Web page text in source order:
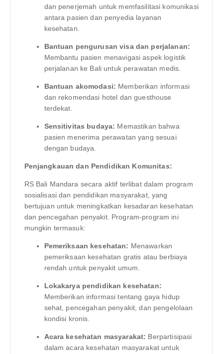
dan penerjemah untuk memfasilitasi komunikasi
antara pasien dan penyedia layanan
kesehatan.
Bantuan pengurusan visa dan perjalanan:
Membantu pasien menavigasi aspek logistik
perjalanan ke Bali untuk perawatan medis.
Bantuan akomodasi: Memberikan informasi
dan rekomendasi hotel dan guesthouse
terdekat.
Sensitivitas budaya: Memastikan bahwa
pasien menerima perawatan yang sesuai
dengan budaya.
Penjangkauan dan Pendidikan Komunitas:
RS Bali Mandara secara aktif terlibat dalam program
sosialisasi dan pendidikan masyarakat, yang
bertujuan untuk meningkatkan kesadaran kesehatan
dan pencegahan penyakit. Program-program ini
mungkin termasuk:
Pemeriksaan kesehatan: Menawarkan
pemeriksaan kesehatan gratis atau berbiaya
rendah untuk penyakit umum.
Lokakarya pendidikan kesehatan:
Memberikan informasi tentang gaya hidup
sehat, pencegahan penyakit, dan pengelolaan
kondisi kronis.
Acara kesehatan masyarakat: Berpartisipasi
dalam acara kesehatan masyarakat untuk